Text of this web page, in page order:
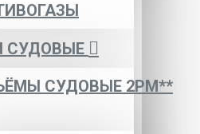
СУДОВЫЕ
СУДОВЫЕ 2РМ**